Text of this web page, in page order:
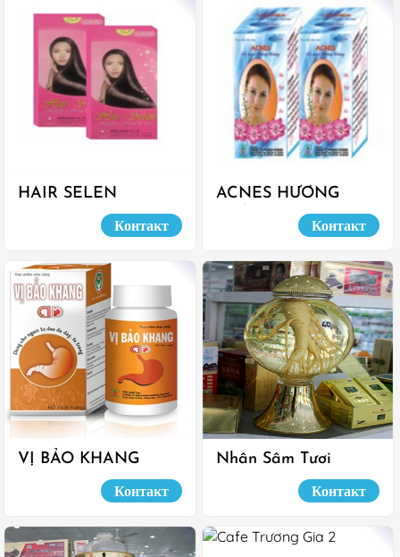
HAIR SELEN
Контакт
ACNES HƯƠNG
Контакт
VỊ BẢO KHANG
Контакт
Nhân Sâm Tươi
Контакт